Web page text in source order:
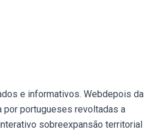
e informativos. Webdepois da
por portugueses revoltadas a
sobreexpansão territorial